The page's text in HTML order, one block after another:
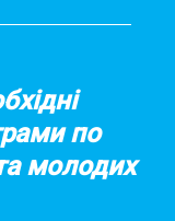
по
молодих